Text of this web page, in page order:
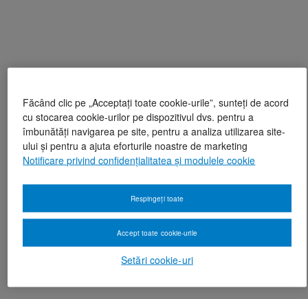
Făcând clic pe „Acceptați toate cookie-urile”, sunteți de acord
cu stocarea cookie-urilor pe dispozitivul dvs. pentru a
îmbunătăți navigarea pe site, pentru a analiza utilizarea site-
ului și pentru a ajuta eforturile noastre de marketing
Notificare privind confidențialitatea și modulele cookie
Setări cookie-uri
Respingeți toate
Accept toate cookie-urile